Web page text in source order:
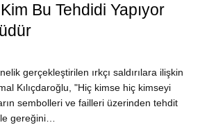
Bu Tehdidi Yapıyor
gerçekleştirilen ırkçı saldırılara ilişkin
Kılıçdaroğlu, "Hiç kimse hiç kimseyi
sembolleri ve failleri üzerinden tehdit
gereğini…